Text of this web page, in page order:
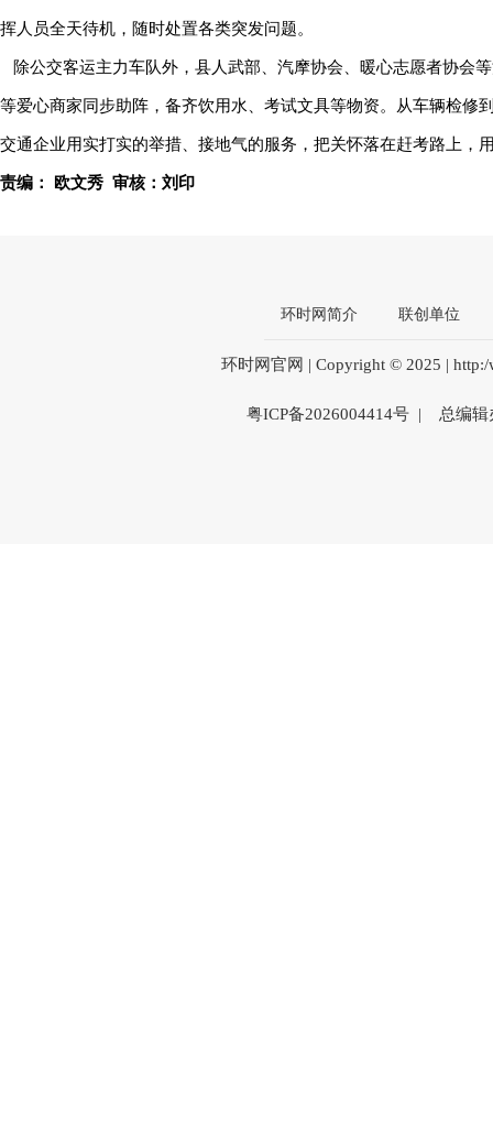
挥人员全天待机，随时处置各类突发问题。
除公交客运主力车队外，县人武部、汽摩协会、暖心志愿者协会
等爱心商家同步助阵，备齐饮用水、考试文具等物资。从车辆检
交通企业用实打实的举措、接地气的服务，把关怀落在赶考路上，
责编： 欧文秀 审核：刘印
环时网简介 联创单位
环时网官网 | Copyright © 2025 |
粤ICP备2026004414号 | 总编辑